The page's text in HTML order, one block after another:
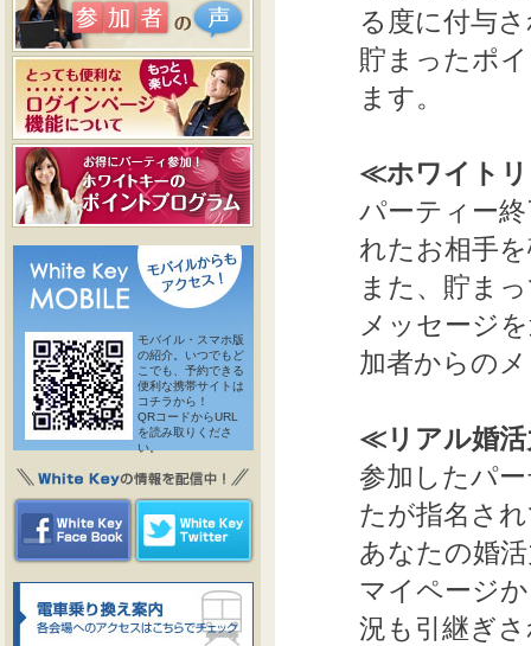
モバイル・スマホ版
の紹介。いつでもど
こでも、予約できる
便利な携帯サイトは
コチラから！
QRコードからURL
を読み取りくださ
い。
る度に付与
貯まったポ
ます。
≪ホワイト
パーティー
れたお相手
また、貯ま
メッセージ
加者からの
≪リアル婚
参加したパ
たが指名さ
あなたの婚
マイページ
況も引継ぎ